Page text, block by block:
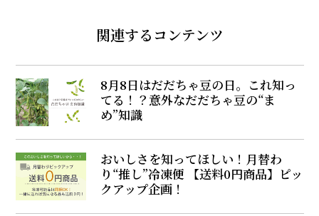
関連するコンテンツ
8月8日はだだちゃ豆の日。これ知っ
てる！？意外なだだちゃ豆の“ま
め”知識
おいしさを知ってほしい！月替わ
り“推し”冷凍便 【送料0円商品】ピッ
クアップ企画！